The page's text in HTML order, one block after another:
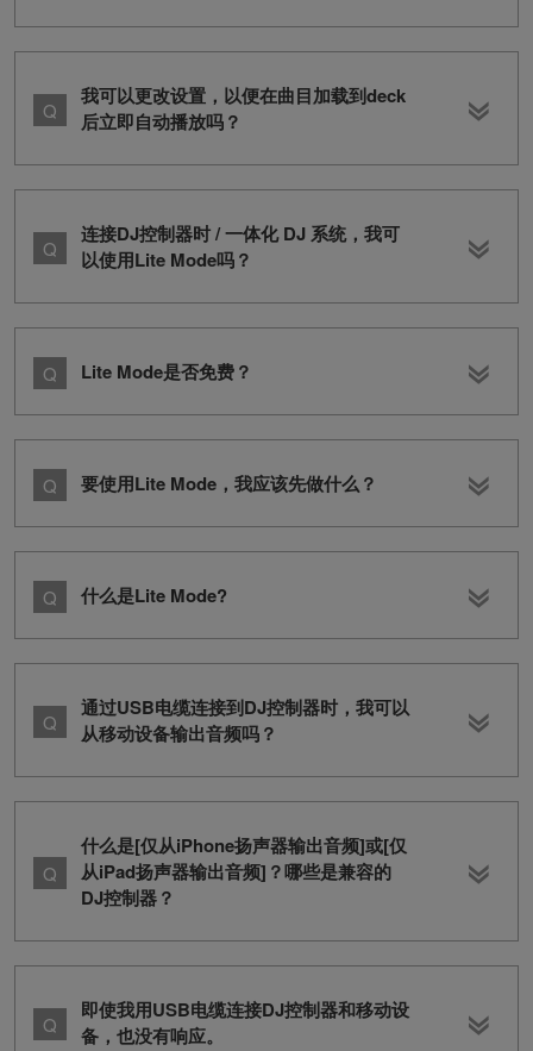
我可以更改设置，以便在曲目加载到deck
后立即自动播放吗？
连接DJ控制器时 / 一体化 DJ 系统，我可
以使用Lite Mode吗？
Lite Mode是否免费？
要使用Lite Mode，我应该先做什么？
什么是Lite Mode?
通过USB电缆连接到DJ控制器时，我可以
从移动设备输出音频吗？
什么是[仅从iPhone扬声器输出音频]或[仅
从iPad扬声器输出音频]？哪些是兼容的
DJ控制器？
即使我用USB电缆连接DJ控制器和移动设
备，也没有响应。